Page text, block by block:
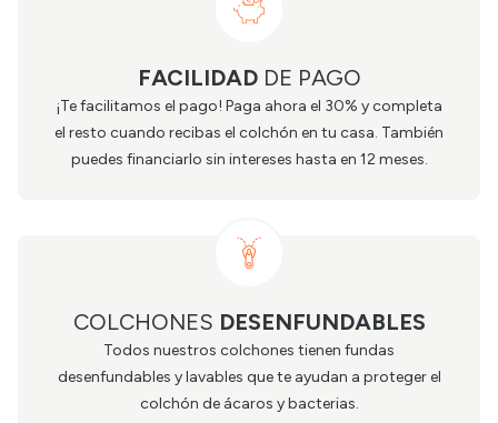
FACILIDADDE PAGO
¡Te facilitamos el pago! Paga ahora el 30% y completa
el resto cuando recibas el colchón en tu casa. También
puedes financiarlo sin intereses hasta en 12 meses.
COLCHONES DESENFUNDABLES
Todos nuestros colchones tienen fundas
desenfundables y lavables que te ayudan a proteger el
colchón de ácaros y bacterias.